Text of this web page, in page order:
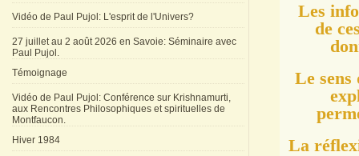
Vidéo de Paul Pujol: L'esprit de l'Univers?
27 juillet au 2 août 2026 en Savoie: Séminaire avec
Paul Pujol.
Témoignage
Vidéo de Paul Pujol: Conférence sur Krishnamurti,
aux Rencontres Philosophiques et spirituelles de
Montfaucon.
Hiver 1984
Les
de
Le sens
La